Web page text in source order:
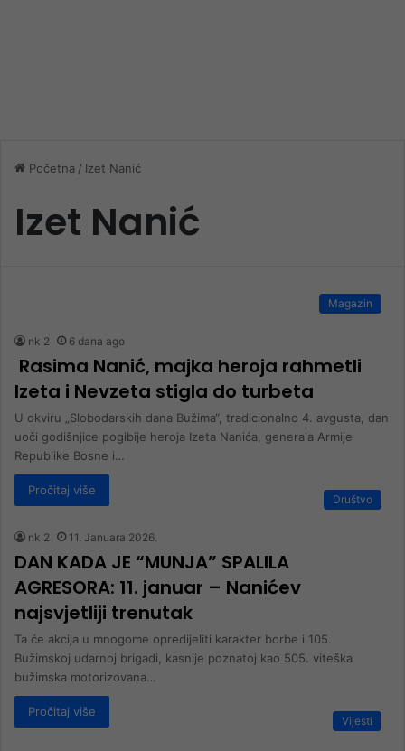
Početna / Izet Nanić
Izet Nanić
Magazin
nk 2 6 dana ago
Rasima Nanić, majka heroja rahmetli
Izeta i Nevzeta stigla do turbeta
U okviru „Slobodarskih dana Bužima“, tradicionalno 4. avgusta, dan
uoči godišnjice pogibije heroja Izeta Nanića, generala Armije
Republike Bosne i…
Pročitaj više
Društvo
nk 2 11. Januara 2026.
DAN KADA JE “MUNJA” SPALILA
AGRESORA: 11. januar – Nanićev
najsvjetliji trenutak
Ta će akcija u mnogome opredijeliti karakter borbe i 105.
Bužimskoj udarnoj brigadi, kasnije poznatoj kao 505. viteška
bužimska motorizovana…
Pročitaj više
Vijesti